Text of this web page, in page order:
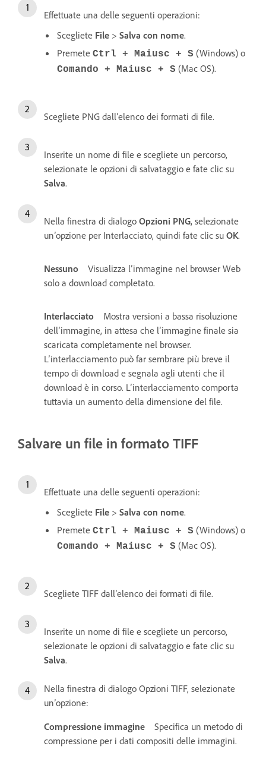
Effettuate una delle seguenti operazioni:
Scegliete File > Salva con nome.
Premete Ctrl + Maiusc + S (Windows) o
Comando + Maiusc + S (Mac OS).
Scegliete PNG dall’elenco dei formati di file.
Inserite un nome di file e scegliete un percorso,
selezionate le opzioni di salvataggio e fate clic su
Salva.
Nella finestra di dialogo Opzioni PNG, selezionate
un’opzione per Interlacciato, quindi fate clic su OK.
Nessuno
Visualizza l’immagine nel browser Web
solo a download completato.
Interlacciato
Mostra versioni a bassa risoluzione
dell’immagine, in attesa che l’immagine finale sia
scaricata completamente nel browser.
L’interlacciamento può far sembrare più breve il
tempo di download e segnala agli utenti che il
download è in corso. L’interlacciamento comporta
tuttavia un aumento della dimensione del file.
Salvare un file in formato TIFF
Effettuate una delle seguenti operazioni:
Scegliete File > Salva con nome.
Premete Ctrl + Maiusc + S (Windows) o
Comando + Maiusc + S (Mac OS).
Scegliete TIFF dall’elenco dei formati di file.
Inserite un nome di file e scegliete un percorso,
selezionate le opzioni di salvataggio e fate clic su
Salva.
Nella finestra di dialogo Opzioni TIFF, selezionate
un’opzione:
Compressione immagine
Specifica un metodo di
compressione per i dati compositi delle immagini.